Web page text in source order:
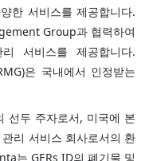
한 서비스를 제공합니다.
Group과 협력하여
서비스를 제공합니다.
은 국내에서 인정받는
선두 주자로서, 미국에 본
리 서비스 회사로서의 환
는 GERs ID의 폐기물 및